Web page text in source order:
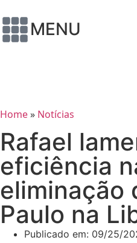
MENU
Home» Notícias
Rafael
eficiência
eliminação
Paulo na
Publicado em: 09/25/